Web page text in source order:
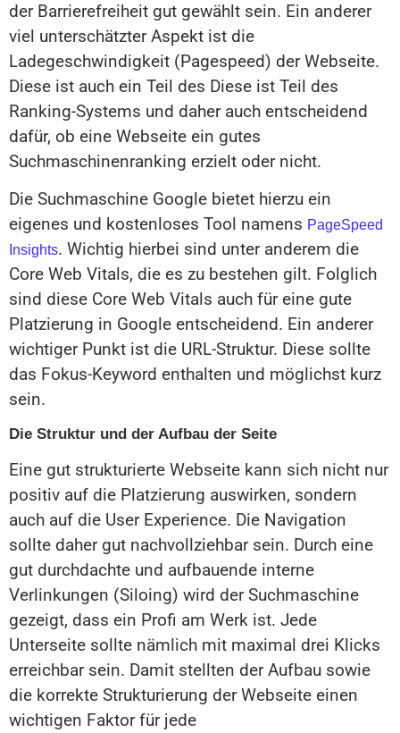
der Barrierefreiheit gut gewählt sein. Ein anderer
viel unterschätzter Aspekt ist die
Ladegeschwindigkeit (Pagespeed) der Webseite.
Diese ist auch ein Teil des Diese ist Teil des
Ranking-Systems und daher auch entscheidend
dafür, ob eine Webseite ein gutes
Suchmaschinenranking erzielt oder nicht.
Die Suchmaschine Google bietet hierzu ein
eigenes und kostenloses Tool namens PageSpeed
Insights. Wichtig hierbei sind unter anderem die
Core Web Vitals, die es zu bestehen gilt. Folglich
sind diese Core Web Vitals auch für eine gute
Platzierung in Google entscheidend. Ein anderer
wichtiger Punkt ist die URL-Struktur. Diese sollte
das Fokus-Keyword enthalten und möglichst kurz
sein.
Die Struktur und der Aufbau der Seite
Eine gut strukturierte Webseite kann sich nicht nur
positiv auf die Platzierung auswirken, sondern
auch auf die User Experience. Die Navigation
sollte daher gut nachvollziehbar sein. Durch eine
gut durchdachte und aufbauende interne
Verlinkungen (Siloing) wird der Suchmaschine
gezeigt, dass ein Profi am Werk ist. Jede
Unterseite sollte nämlich mit maximal drei Klicks
erreichbar sein. Damit stellten der Aufbau sowie
die korrekte Strukturierung der Webseite einen
wichtigen Faktor für jede